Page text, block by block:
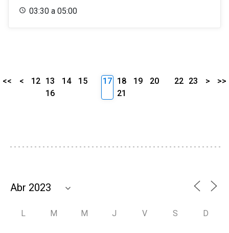
03:30 a 05:00
<< < 12 13 14
15
16
17 18 19
20
21
22 23 > >>
L M M J V S D